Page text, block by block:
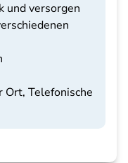
und versorgen
Ort, Telefonische